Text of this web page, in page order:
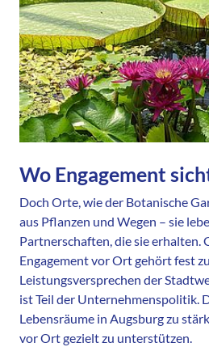
Wo Engagement
Doch Orte, wie der Botanische
aus Pflanzen und Wegen – sie
Partnerschaften, die sie erhalten.
Engagement vor Ort gehört fest
Leistungsversprechen der
ist Teil der Unternehmenspolitik.
Lebensräume in Augsburg zu
vor Ort gezielt zu unterstützen.